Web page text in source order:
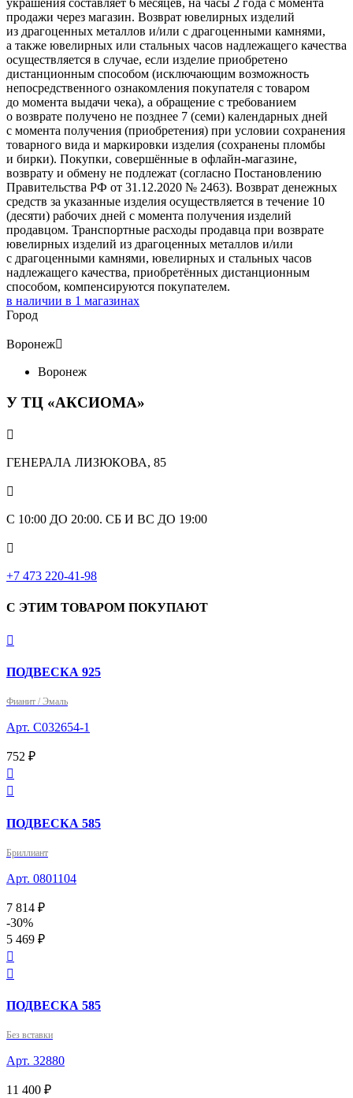
продажи через магазин. Возврат ювелирных изделий
из драгоценных металлов и/или с драгоценными камнями,
а также ювелирных или стальных часов надлежащего качества
осуществляется в случае, если изделие приобретено
дистанционным способом (исключающим возможность
непосредственного ознакомления покупателя с товаром
до момента выдачи чека), а обращение с требованием
о возврате получено не позднее 7 (семи) календарных дней
с момента получения (приобретения) при условии сохранения
товарного вида и маркировки изделия (сохранены пломбы
и бирки). Покупки, совершённые в офлайн-магазине,
возврату и обмену не подлежат (согласно Постановлению
Правительства РФ от 31.12.2020 № 2463). Возврат денежных
средств за указанные изделия осуществляется в течение 10
(десяти) рабочих дней с момента получения изделий
продавцом. Транспортные расходы продавца при возврате
ювелирных изделий из драгоценных металлов и/или
с драгоценными камнями, ювелирных и стальных часов
надлежащего качества, приобретённых дистанционным
способом, компенсируются покупателем.
в наличии в 1 магазинах
Город
Воронеж
Воронеж
У ТЦ «АКСИОМА»

ГЕНЕРАЛА ЛИЗЮКОВА, 85

С 10:00 ДО 20:00. СБ И ВС ДО 19:00

+7 473 220-41-98
С ЭТИМ ТОВАРОМ ПОКУПАЮТ

ПОДВЕСКА 925
Фианит / Эмаль
Арт. С032654-1
752 ₽


ПОДВЕСКА 585
Бриллиант
Арт. 0801104
7 814 ₽
-30%
5 469 ₽


ПОДВЕСКА 585
Без вставки
Арт. 32880
11 400 ₽